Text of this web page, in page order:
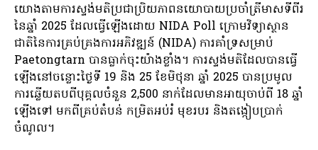
យោងតាមការស្ទង់មតិប្រជាប្រិយភាពនយោបាយប្រចាំត្រីមាសទីពីរ
នៃឆ្នាំ 2025 ដែលធ្វើឡើងដោយ NIDA Poll ក្រោមវិទ្យាស្ថាន
ជាតិនៃការគ្រប់គ្រងការអភិវឌ្ឍន៍ (NIDA) ការគាំទ្រសម្រាប់
Paetongtarn បានធ្លាក់ចុះយ៉ាងខ្លាំង។ ការស្ទង់មតិដែលបានធ្វើ
ឡើងនៅចន្លោះថ្ងៃទី 19 និង 25 ខែមិថុនា ឆ្នាំ 2025 បានប្រមូល
ការឆ្លើយតបពីបុគ្គលចំនួន 2,500 នាក់ដែលមានអាយុចាប់ពី 18 ឆ្នាំ
ឡើងទៅ មកពីគ្រប់តំបន់ កម្រិតអប់រំ មុខរបរ និងតង្កៀបប្រាក់
ចំណូល។